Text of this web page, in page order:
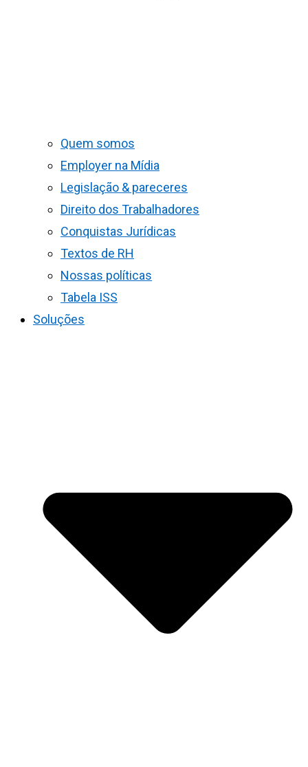
Quem somos
Employer na Mídia
Legislação & pareceres
Direito dos Trabalhadores
Conquistas Jurídicas
Textos de RH
Nossas políticas
Tabela ISS
Soluções